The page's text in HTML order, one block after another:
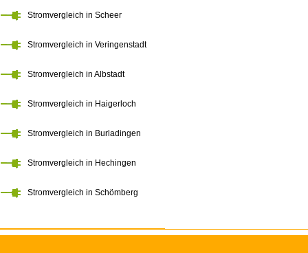
Stromvergleich in Scheer
Stromvergleich in Veringenstadt
Stromvergleich in Albstadt
Stromvergleich in Haigerloch
Stromvergleich in Burladingen
Stromvergleich in Hechingen
Stromvergleich in Schömberg